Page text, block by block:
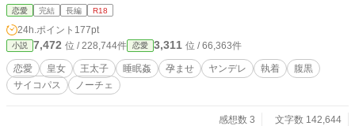
王国の王太子に嫁げというものだった。 しかし世界一の歴史
組み敷かれるなど受け入れられない。 そこで彼女は、ロブレ
王太子シモンと婚姻こそ結ぶものの、体の関係は持たないと
いう条件を突きつける。 王国はその条件を飲み、二人は結婚
した。 エステファニアはシモンに心を開き始めると同時に夜
な夜な淫らな夢を見るようになり、男を知らぬ体を疼かせて
に妊娠していることを告げられる。 高飛車皇女様が、一途だ
恋愛 完結 長編 R18
24h.ポイント 177pt
小説 7,472 位 / 228,744件 恋愛 3,311 位 / 66,363件
恋愛 皇女 王太子 睡眠姦 孕ませ ヤンデレ 執着
腹黒
サイコパス
ノーチェ
感想数 3
文字数 142,644